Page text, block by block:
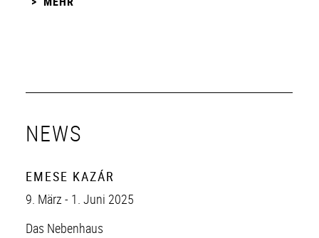
NEWS
EMESE KAZÁR
9. März - 1. Juni 2025
Das Nebenhaus